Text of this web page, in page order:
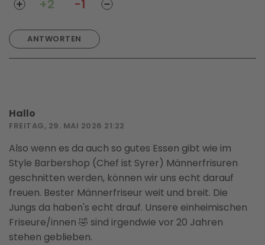
ANTWORTEN
+2 -1
Hallo
FREITAG, 29. MAI 2026 21:22
Also wenn es da auch so gutes Essen gibt wie im
Style Barbershop (Chef ist Syrer) Männerfrisuren
geschnitten werden, können wir uns echt darauf
freuen. Bester Männerfriseur weit und breit. Die
Jungs da haben's echt drauf. Unsere einheimischen
Friseure/innen 🤣 sind irgendwie vor 20 Jahren
stehen geblieben.